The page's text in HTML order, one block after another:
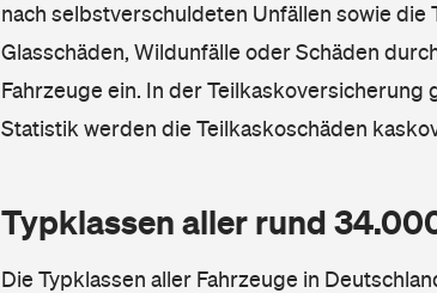
nach selbstverschuldeten Unfällen sowie die
Glasschäden, Wildunfälle oder Schäden
Fahrzeuge ein. In der Teilkaskoversicherung
Statistik werden die Teilkaskoschäden
Typklassen aller rund
Die Typklassen aller Fahrzeuge in